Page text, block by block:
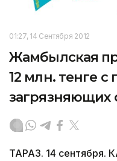
01:27, 14 Сентября 2012
Жамбылская
12 млн. тенге
ТАРАЗ. 14